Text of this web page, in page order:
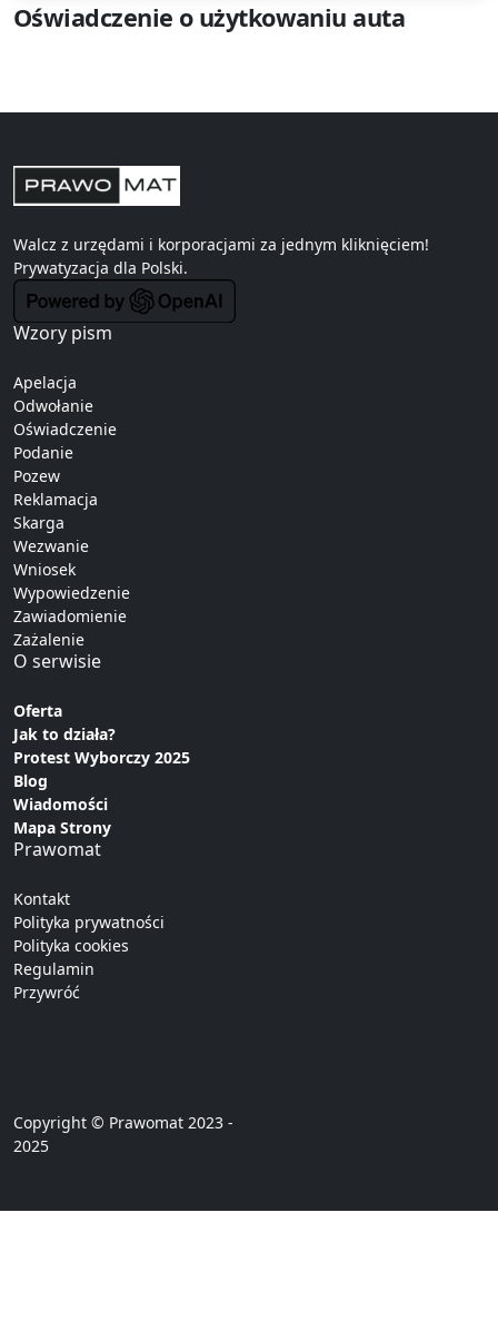
Oświadczenie o użytkowaniu auta
Walcz z urzędami i korporacjami za jednym kliknięciem!
Prywatyzacja dla Polski.
Wzory pism
Apelacja
Odwołanie
Oświadczenie
Podanie
Pozew
Reklamacja
Skarga
Wezwanie
Wniosek
Wypowiedzenie
Zawiadomienie
Zażalenie
O serwisie
Oferta
Jak to działa?
Protest Wyborczy 2025
Blog
Wiadomości
Mapa Strony
Prawomat
Kontakt
Polityka prywatności
Polityka cookies
Regulamin
Przywróć
Copyright © Prawomat 2023 -
2025